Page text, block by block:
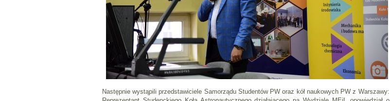
Następnie wystąpili przedstawiciele Samorządu Studentów PW oraz kół naukowych PW z Warszawy: